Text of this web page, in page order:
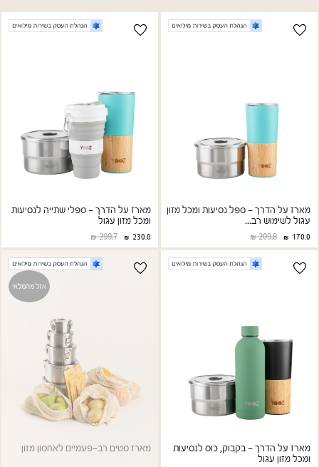
תינוקות וילדים
משתמש חדש/אורח
מחיר מגבוה לנמוך
מארז על הדרך - ספל נסיעות ומכל מזון
עגול לשימוש רב...
170.0
209.8
מארז על הדרך - ספלי שתייה לנסיעות
ומכל מזון עגול
230.0
299.7
מארז על הדרך - בקבוק, כוס לנסיעות
ומכל מזון עגול
אזל מהמלאי
מארז סטים רב-פעמיים לאחסון מזון